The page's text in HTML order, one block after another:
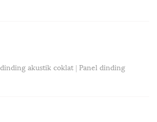
akustik coklat | Panel dinding